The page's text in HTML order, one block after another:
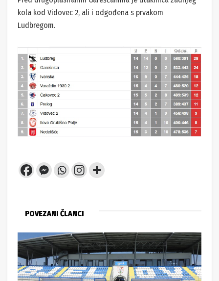
kola kod Vidovec 2, ali i odgođena s prvakom
Ludbregom.
POVEZANI ČLANCI